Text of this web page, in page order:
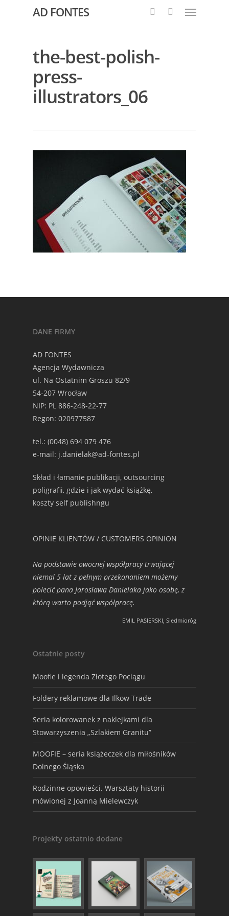
AD FONTES
the-best-polish-
press-
illustrators_06
DANE FIRMY
AD FONTES
Agencja Wydawnicza
ul. Na Ostatnim Groszu 82/9
54-207 Wrocław
NIP: PL 886-248-22-77
Regon: 020977587
tel.: (0048) 694 079 476
e-mail: j.danielak@ad-fontes.pl
Skład i łamanie publikacji, outsourcing
poligrafii, gdzie i jak wydać książkę,
koszty self publishngu
OPINIE KLIENTÓW / CUSTOMERS OPINION
Na podstawie owocnej współpracy trwającej
niemal 5 lat z pełnym przekonaniem możemy
polecić pana Jarosława Danielaka jako osobę, z
którą warto podjąć współpracę.
EMIL PASIERSKI, Siedmioróg
Ostatnie posty
Moofie i legenda Złotego Pociągu
Foldery reklamowe dla Ilkow Trade
Seria kolorowanek z naklejkami dla
Stowarzyszenia „Szlakiem Granitu”
MOOFIE – seria książeczek dla miłośników
Dolnego Śląska
Rodzinne opowieści. Warsztaty historii
mówionej z Joanną Mielewczyk
Projekty ostatnio dodane